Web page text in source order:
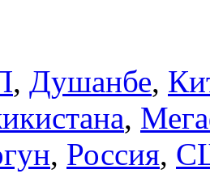
, Душанбе,
,
, Россия,